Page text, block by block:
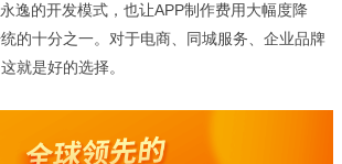
逸的开发模式，也让APP制作费用大幅度降
的十分之一。对于电商、同城服务、企业品牌
就是好的选择。